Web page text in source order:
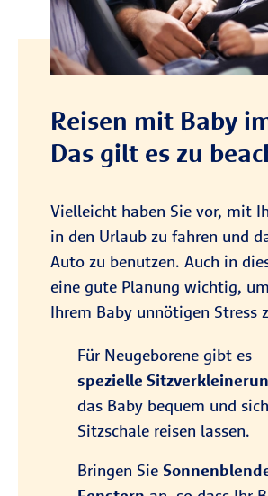
Reisen mit Baby
Das gilt es zu
Vielleicht haben Sie vor, mit
in den Urlaub zu fahren und
Auto zu benutzen. Auch in
eine gute Planung wichtig,
Ihrem Baby unnötigen Stress
Für Neugeborene gibt es
spezielle
das Baby bequem und
Sitzschale reisen lassen.
Bringen Sie